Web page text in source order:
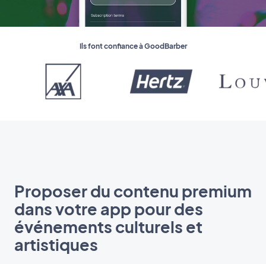
Ils font confiance à GoodBarber
Proposer du contenu premium
dans votre app pour des
événements culturels et
artistiques